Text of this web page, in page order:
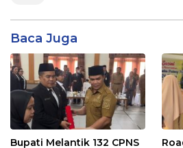
Baca Juga
Bupati Melantik 132 CPNS